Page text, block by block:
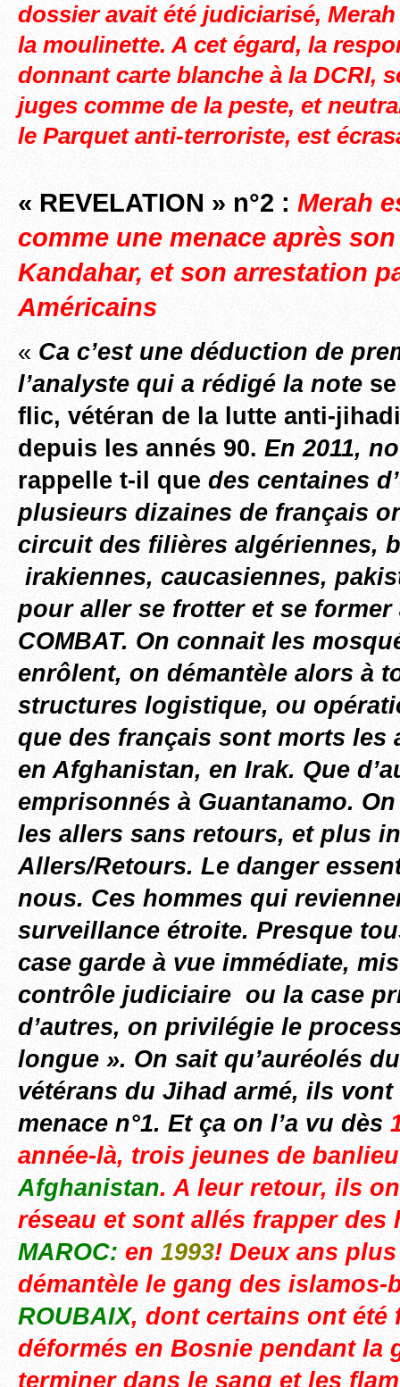
dossier avait été judiciarisé,
la moulinette. A cet égard, la
donnant carte blanche à la DCRI,
juges comme de la peste, et
le Parquet anti-terroriste, est
« REVELATION » n°2 : Merah
comme une menace après
Kandahar, et son arrestation
Américains
« Ca c’est une déduction de
l’analyste qui a rédigé la note
flic, vétéran de la lutte anti-
depuis les annés 90. En 2011,
rappelle t-il que des centaines
plusieurs dizaines de français
circuit des filières algériennes,
irakiennes, caucasiennes,
pour aller se frotter et se former
COMBAT. On connait les
enrôlent, on démantèle alors à
structures logistique, ou
que des français sont morts les
en Afghanistan, en Irak. Que
emprisonnés à Guantanamo.
les allers sans retours, et plus
Allers/Retours. Le danger
nous. Ces hommes qui
surveillance étroite. Presque
case garde à vue immédiate,
contrôle judiciaire ou la case
d’autres, on privilégie le
longue ». On sait qu’auréolés
vétérans du Jihad armé, ils
menace n°1. Et ça on l’a vu dès
année-là, trois jeunes de
Afghanistan. A leur retour, ils
réseau et sont allés frapper des
MAROC: en 1993! Deux ans
démantèle le gang des islamos-
ROUBAIX, dont certains ont été
déformés en Bosnie pendant la
terminer dans le sang et les